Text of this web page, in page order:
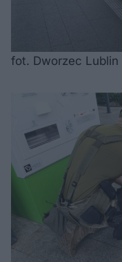
fot. Dworzec Lublin